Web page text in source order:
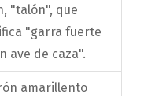
"talón", que
"garra fuerte
ave de caza".
amarillento